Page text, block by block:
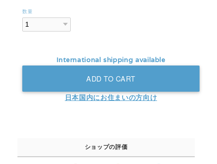
数量
International shipping available
ADD TO CART
日本国内にお住まいの方向け
ショップの評価